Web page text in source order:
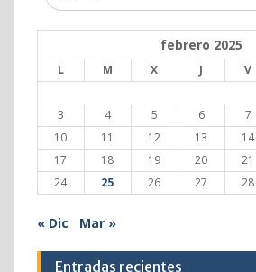
febrero 2025
L M X J V
3
4 5 6 7
10
11 12 13 14
17
18 19 20 21
24
25 26 27 28
« Dic Mar »
Entradas recientes